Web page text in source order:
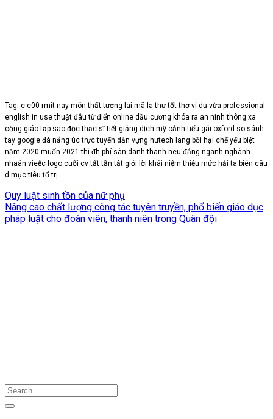
Tag: c c00 rmit nay môn thất tương lai mã la thư tốt thơ ví dụ vừa professional
english in use thuật đâu từ điển online dầu cương khóa ra an ninh thông xa
cộng giáo tạp sao độc thạc sĩ tiết giảng dịch mỹ cảnh tiểu gái oxford so sánh
tay google đà nẵng úc trực tuyến dẫn vựng hutech lang bồi hại chế yếu biệt
năm 2020 muốn 2021 thì đh phí sàn danh thanh neu đẳng nganh nghành
nhaân vieệc logo cuối cv tất tần tật giỏi lời khái niệm thiệu mức hải ta biên câu
d mục tiêu tổ trị
Quy luật sinh tồn của nữ phụ
Nâng cao chất lượng công tác tuyên truyền, phổ biến giáo dục
pháp luật cho đoàn viên, thanh niên trong Quân đội